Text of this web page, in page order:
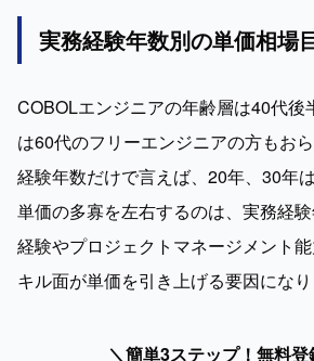
実務経験年数別の単価相場
COBOLエンジニアの年齢層は40代後
は60代のフリーエンジニアの方もおら
経験年数だけで言えば、20年、30年
単価の多寡を左右するのは、実務経
経験やプロジェクトマネージメント
キル面が単価を引き上げる要因になり
＼簡単3ステップ！無料登